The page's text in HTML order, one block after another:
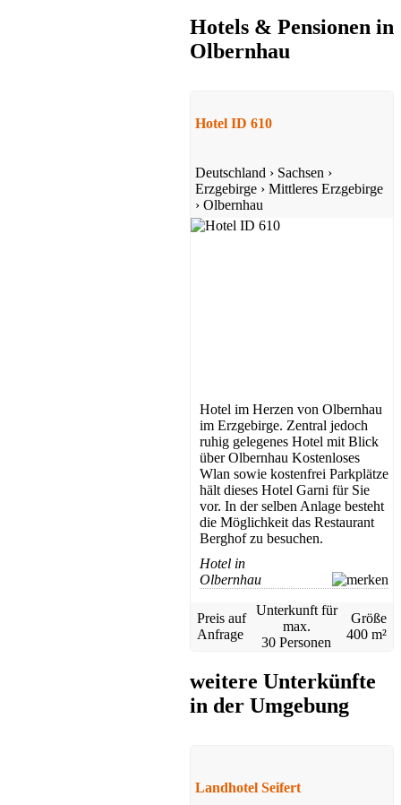
Hotel
Hotel
Erzgebirge
ab 90 EUR/Tag
ab 30 EUR/Tag
Hotels & Pensionen in
Olbernhau
Hotel ID 610
Deutschland › Sachsen ›
Erzgebirge › Mittleres Erzgebirge
› Olbernhau
Hotel im Herzen von Olbernhau
im Erzgebirge. Zentral jedoch
ruhig gelegenes Hotel mit Blick
über Olbernhau Kostenloses
Wlan sowie kostenfrei Parkplätze
hält dieses Hotel Garni für Sie
vor. In der selben Anlage besteht
die Möglichkeit das Restaurant
Berghof zu besuchen.
Hotel in
Olbernhau
Preis auf
Anfrage
Unterkunft für
max.
30 Personen
Größe
400 m²
weitere Unterkünfte
in der Umgebung
Landhotel Seifert